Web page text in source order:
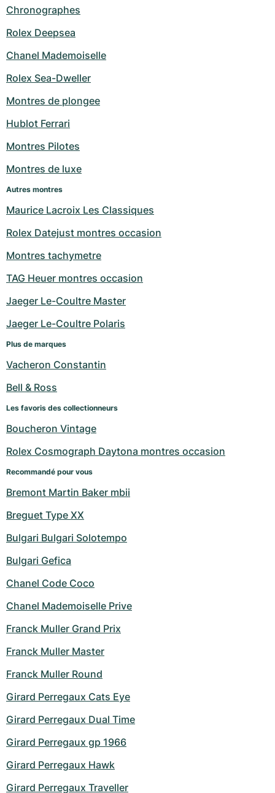
Chronographes
Rolex Deepsea
Chanel Mademoiselle
Rolex Sea-Dweller
Montres de plongee
Hublot Ferrari
Montres Pilotes
Montres de luxe
Autres montres
Maurice Lacroix Les Classiques
Rolex Datejust montres occasion
Montres tachymetre
TAG Heuer montres occasion
Jaeger Le-Coultre Master
Jaeger Le-Coultre Polaris
Plus de marques
Vacheron Constantin
Bell & Ross
Les favoris des collectionneurs
Boucheron Vintage
Rolex Cosmograph Daytona montres occasion
Recommandé pour vous
Bremont Martin Baker mbii
Breguet Type XX
Bulgari Bulgari Solotempo
Bulgari Gefica
Chanel Code Coco
Chanel Mademoiselle Prive
Franck Muller Grand Prix
Franck Muller Master
Franck Muller Round
Girard Perregaux Cats Eye
Girard Perregaux Dual Time
Girard Perregaux gp 1966
Girard Perregaux Hawk
Girard Perregaux Traveller